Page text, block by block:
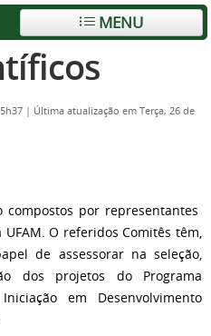
MENU
| Última atualização em Terça, 26 de
compostos por representantes
O referidos Comitês têm,
de assessorar na seleção,
dos projetos do Programa
em Desenvolvimento